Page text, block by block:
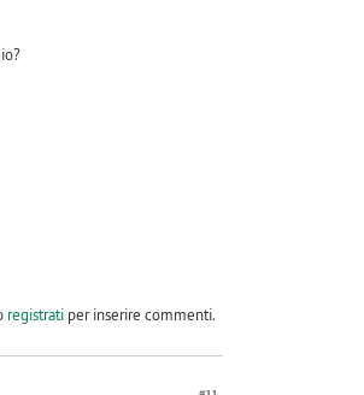
registratiper inserire commenti.